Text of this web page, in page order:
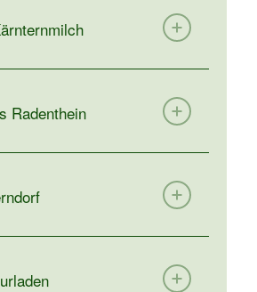
Radenthein